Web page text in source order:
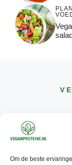
Om de beste